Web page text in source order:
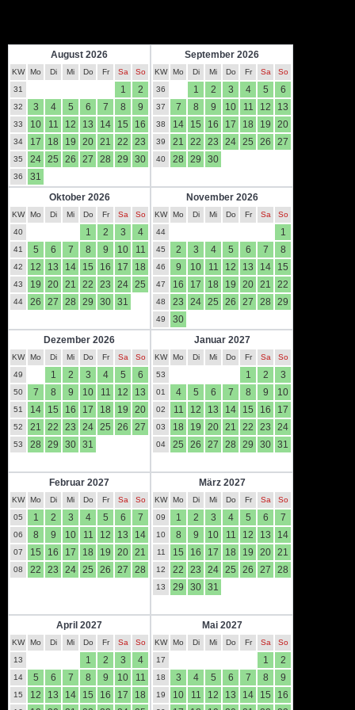
August 2026
KW Mo Di Mi Do Fr Sa
So
31
1 2
32 3 4 5 6 7 8 9
33 10 11 12 13 14 15 16
34 17 18 19 20 21 22 23
35 24 25 26 27 28 29 30
36 31
September 2026
KW Mo Di Mi Do Fr Sa
So
36
1 2 3 4 5 6
37 7 8 9 10 11 12 13
38 14 15 16 17 18 19 20
39 21 22 23 24 25 26 27
40 28 29 30
Oktober 2026
KW Mo Di Mi Do Fr Sa
So
40
1 2 3 4
41 5 6 7 8 9 10 11
42 12 13 14 15 16 17 18
43 19 20 21 22 23 24 25
44 26 27 28 29 30 31
November 2026
KW Mo Di Mi Do Fr Sa
So
44
1
45 2 3 4 5 6 7 8
46 9 10 11 12 13 14 15
47 16 17 18 19 20 21 22
48 23 24 25 26 27 28 29
49
30
Dezember 2026
KW Mo Di Mi Do Fr Sa
So
49
1 2 3 4 5 6
50 7 8 9 10 11 12 13
51 14 15 16 17 18 19 20
52 21 22 23 24 25 26 27
53 28 29 30 31
Januar 2027
KW Mo Di Mi Do Fr Sa
So
53
1 2 3
01 4 5 6 7 8 9 10
02 11 12 13 14 15 16 17
03 18 19 20 21 22 23 24
04 25 26 27 28 29 30 31
Februar 2027
KW Mo Di Mi Do Fr Sa
So
05
1 2 3 4 5 6 7
06 8 9 10 11 12 13 14
07 15 16 17 18 19 20 21
08 22 23 24 25 26 27 28
März 2027
KW Mo Di Mi Do Fr Sa
So
09
1 2 3 4 5 6 7
10 8 9 10 11 12 13 14
11 15 16 17 18 19 20 21
12 22 23 24 25 26 27 28
13 29 30 31
April 2027
KW Mo Di Mi Do Fr Sa
So
13
1 2 3 4
14 5 6 7 8 9 10 11
15 12 13 14 15 16 17 18
Mai 2027
KW Mo Di Mi Do Fr Sa
So
17
1 2
18 3 4 5 6 7 8 9
19 10 11 12 13 14 15 16